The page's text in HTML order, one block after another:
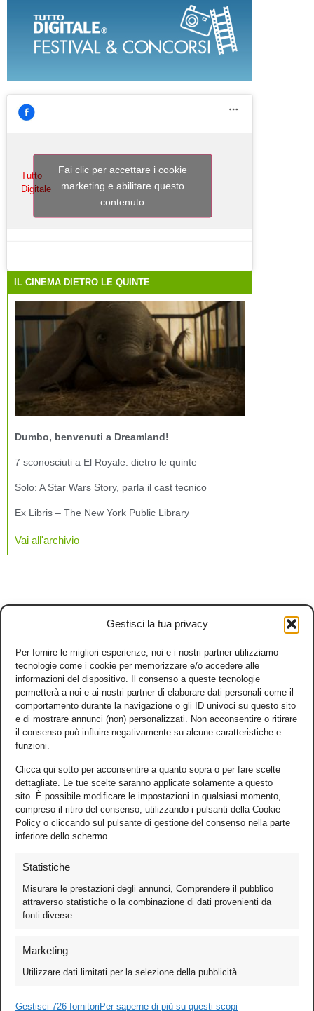
Gestisci la tua privacy
Per fornire le migliori esperienze, noi e i nostri partner utilizziamo
tecnologie come i cookie per memorizzare e/o accedere alle
informazioni del dispositivo. Il consenso a queste tecnologie
permetterà a noi e ai nostri partner di elaborare dati personali come il
comportamento durante la navigazione o gli ID univoci su questo sito
e di mostrare annunci (non) personalizzati. Non acconsentire o ritirare
il consenso può influire negativamente su alcune caratteristiche e
funzioni.
Clicca qui sotto per acconsentire a quanto sopra o per fare scelte
dettagliate. Le tue scelte saranno applicate solamente a questo
sito. È possibile modificare le impostazioni in qualsiasi momento,
compreso il ritiro del consenso, utilizzando i pulsanti della Cookie
Policy o cliccando sul pulsante di gestione del consenso nella parte
inferiore dello schermo.
Statistiche
Misurare le prestazioni degli annunci, Comprendere il pubblico
attraverso statistiche o la combinazione di dati provenienti da
fonti diverse.
Marketing
Utilizzare dati limitati per la selezione della pubblicità.
Gestisci 726 fornitori Per saperne di più su questi scopi
Tutto
Digitale
Fai clic per accettare i cookie
marketing e abilitare questo
contenuto
IL CINEMA DIETRO LE QUINTE
Dumbo, benvenuti a Dreamland!
7 sconosciuti a El Royale: dietro le quinte
Solo: A Star Wars Story, parla il cast tecnico
Ex Libris – The New York Public Library
Vai all'archivio
Games